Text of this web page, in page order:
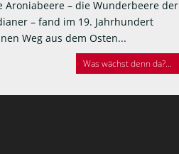
Aroniabeere – die Wunderbeere der
– fand im 19. Jahrhundert
Weg aus dem Osten...
Was wächst denn da?...